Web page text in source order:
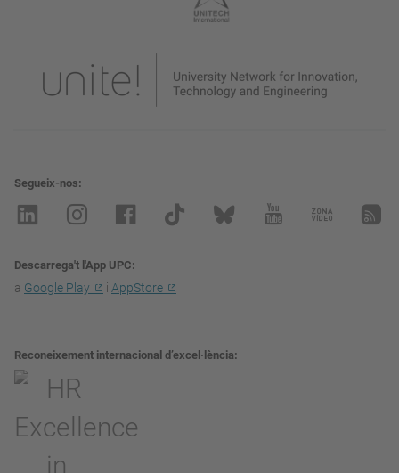
Segueix-nos
Descarrega't l'App UPC
a Google Play i AppStore
Reconeixement internacional d’excel·lència